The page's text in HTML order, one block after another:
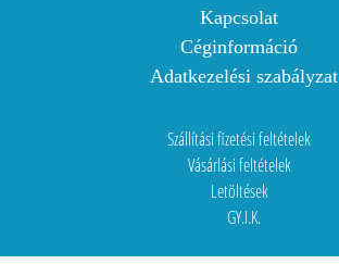
Kapcsolat
Céginformáció
Adatkezelési szabályzat
Szállítási fizetési feltételek
Vásárlási feltételek
Letöltések
GY.I.K.